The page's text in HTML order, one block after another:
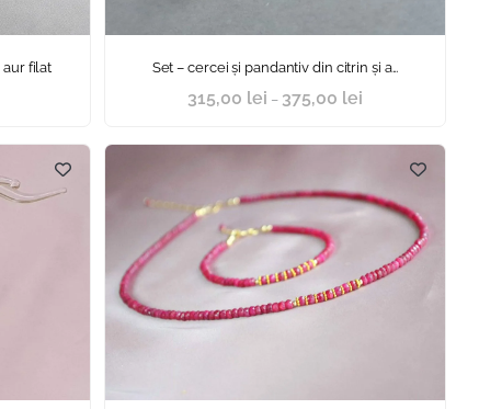
aur filat Set – cercei și pandantiv din citrin și a...
315,00 lei – 375,00 lei